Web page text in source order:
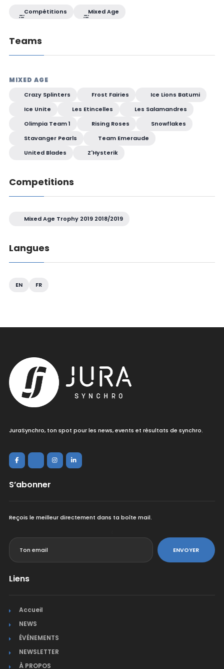
Compétitions Mixed Age
Teams
MIXED AGE
Crazy Splinters Frost Fairies
Ice Lions Batumi
Ice Unite
Les Etincelles
Les Salamandres
Olimpia Team 1
Rising Roses
Snowflakes
Stavanger Pearls
Team Emeraude
United Blades
Z'Hysterik
Competitions
Mixed Age Trophy 2019 2018/2019
Langues
EN FR
JuraSynchro, ton spot pour les news, events et résultats de synchro.
S’abonner
Reçois le meilleur directement dans ta boîte mail.
ENVOYER
Liens
Accueil
NEWS
ÉVÉNEMENTS
NEWSLETTER
À PROPOS